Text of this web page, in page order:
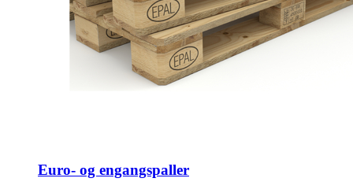
Euro- og engangspaller